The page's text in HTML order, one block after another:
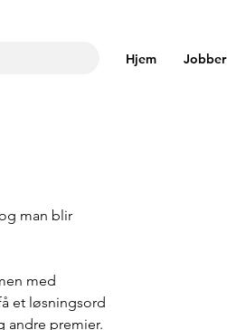
Hjem Jobber
man blir
med
et løsningsord
andre premier.